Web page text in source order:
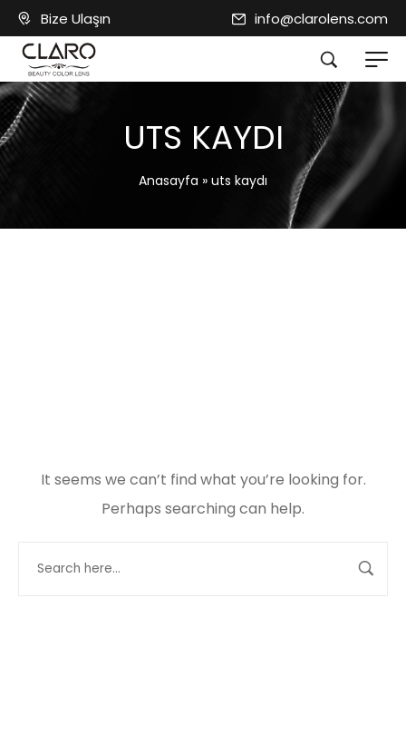
Bize Ulaşın info@clarolens.com
UTS KAYDI
Anasayfa » uts kaydı
It seems we can’t find what you’re looking for.
Perhaps searching can help.